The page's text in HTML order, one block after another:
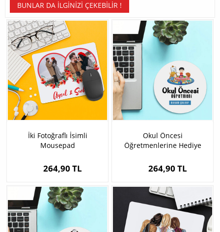
BUNLAR DA İLGINIZI ÇEKEBILIR !
İki Fotoğraflı İsimli
Mousepad
264,90 TL
Okul Öncesi
Öğretmenlerine Hediye
264,90 TL